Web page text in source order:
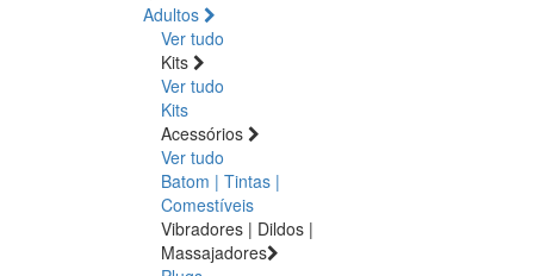
Adultos
Ver tudo
Kits
Ver tudo
Kits
Acessórios
Ver tudo
Batom | Tintas |
Comestíveis
Vibradores | Dildos |
Massajadores